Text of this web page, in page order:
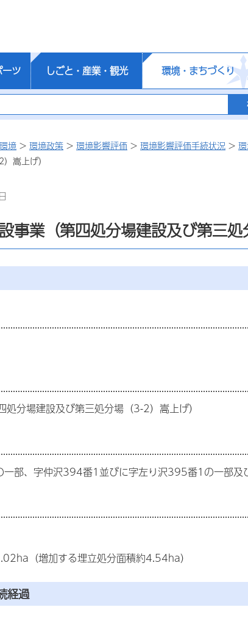
ツ しごと・産業・観光 環境・まちづくり
環境 > 環境政策 > 環境影響評価 > 環境影響評価手続状況 >
嵩上げ）
事業（第四処分場建設及び第三処
分場建設及び第三処分場（3-2）嵩上げ）
部、字仲沢394番1並びに字左り沢395番1の一部及
（増加する埋立処分面積約4.54ha）
経過